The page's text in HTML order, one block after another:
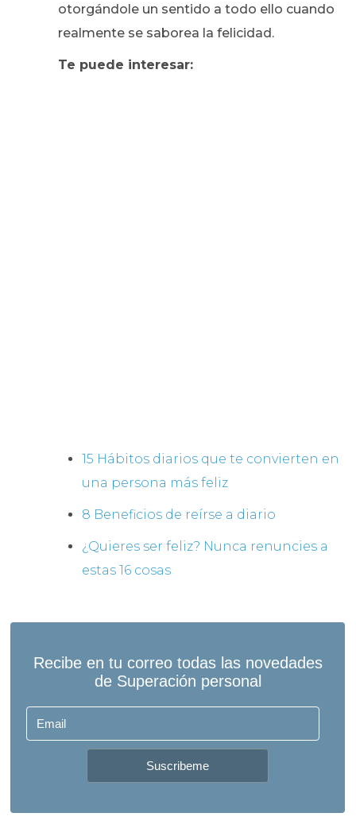
otorgándole un sentido a todo ello cuando
realmente se saborea la felicidad.
Te puede interesar:
15 Hábitos diarios que te convierten en
una persona más feliz
8 Beneficios de reírse a diario
¿Quieres ser feliz? Nunca renuncies a
estas 16 cosas